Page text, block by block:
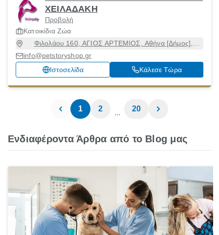
ΧΕΙΛΑΔΑΚΗ
Προβολή
Κατοικίδια Ζώα
Φιλολάου 160, ΑΓΙΟΣ ΑΡΤΕΜΙΟΣ, Αθήνα [Δήμος],
info@petstoryshop.gr
Ιστοσελίδα
Κάλεσε Τώρα
1 2 ... 20
Ενδιαφέροντα Άρθρα από το Blog μας